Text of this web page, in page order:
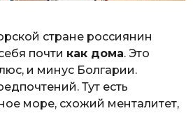
стране россиянин
почти как дома. Это
и минус Болгарии.
Тут есть
море, схожий менталитет,